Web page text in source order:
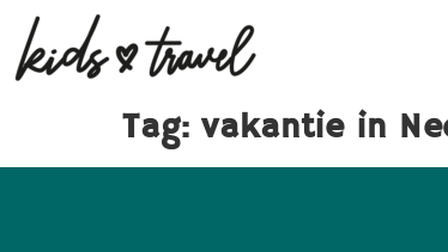
Tag:vakantie in